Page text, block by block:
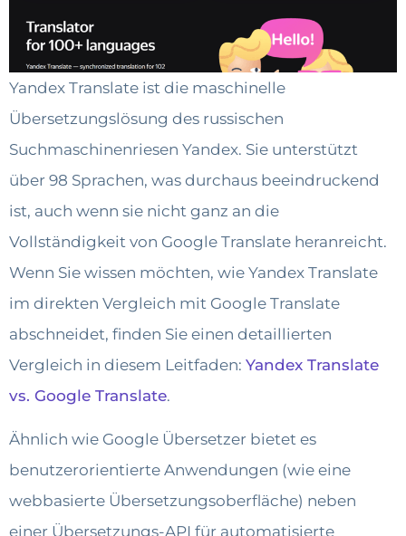
Yandex Translate ist die maschinelle
Übersetzungslösung des russischen
Suchmaschinenriesen Yandex. Sie unterstützt
über 98 Sprachen, was durchaus beeindruckend
ist, auch wenn sie nicht ganz an die
Vollständigkeit von Google Translate heranreicht.
Wenn Sie wissen möchten, wie Yandex Translate
im direkten Vergleich mit Google Translate
abschneidet, finden Sie einen detaillierten
Vergleich in diesem Leitfaden: Yandex Translate
vs. Google Translate.
Ähnlich wie Google Übersetzer bietet es
benutzerorientierte Anwendungen (wie eine
webbasierte Übersetzungs­oberfläche) neben
einer Übersetzungs-API für automatisierte